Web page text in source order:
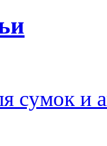
сумок и